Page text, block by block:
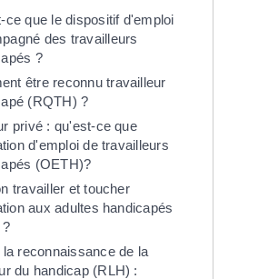
ce que le dispositif d'emploi
des travailleurs
?
être reconnu travailleur
(RQTH) ?
privé : qu'est-ce que
d'emploi de travailleurs
(OETH)?
travailler et toucher
aux adultes handicapés
?
la reconnaissance de la
du handicap (RLH) :